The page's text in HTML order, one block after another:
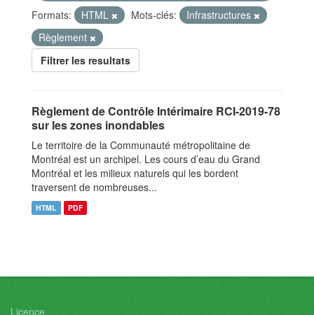
Formats:
HTML Mots-clés:
Infrastructures
Règlement
Filtrer les resultats
Règlement de Contrôle Intérimaire RCI-2019-78
sur les zones inondables
Le territoire de la Communauté métropolitaine de
Montréal est un archipel. Les cours d’eau du Grand
Montréal et les milieux naturels qui les bordent
traversent de nombreuses...
HTML PDF
Licence